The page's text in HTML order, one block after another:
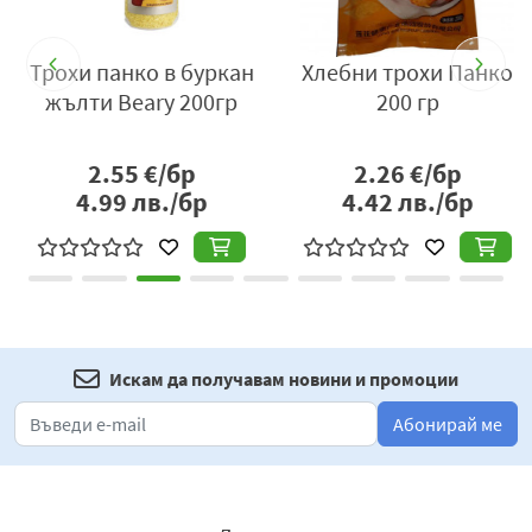
месо, зеленчуци, ориз или нудъли, както и като
компонент в маринати и дресинги. Малко количество
е достатъчно, за да придаде дълбочина и характер на
всяко ястие, като същевременно позволява контрол
В корейската кухня gochujang често участва в
емблематични рецепти като bibimbap, tteokbokki и
различни пикантни супи и яхнии. Тя служи като
основен вкусов носител, който свързва останалите
Текстурата на пастата е гладка и плътна, което
позволява лесно смесване с други съставки и
равномерно разпределение в ястията. Това я прави
удобна за директна употреба или като основа за по-
Трохи панко в буркан
жълти Beary 200гр
2.55€/бр
4.99лв./бр
Хлебни трохи Панко
200 гр
2.26€/бр
4.42лв./бр
Искам да получавам новини и промоции
Абонирай ме